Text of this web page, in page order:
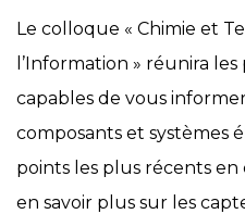
Le colloque « Chimie et
l’Information » réunira
capables de vous
composants et systèmes
points les plus récents en
en savoir plus sur les